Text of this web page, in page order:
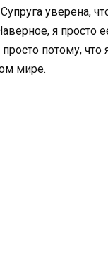
уверена,
я просто
потому, что
мире.